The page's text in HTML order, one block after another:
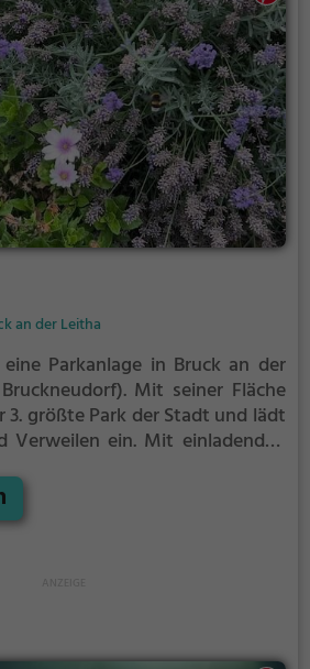
an der Leitha
Parkanlage in Bruck an der
Mit seiner Fläche
3. größte Park der Stadt und lädt
Verweilen ein. Mit einladenden
Möglichkeiten zur